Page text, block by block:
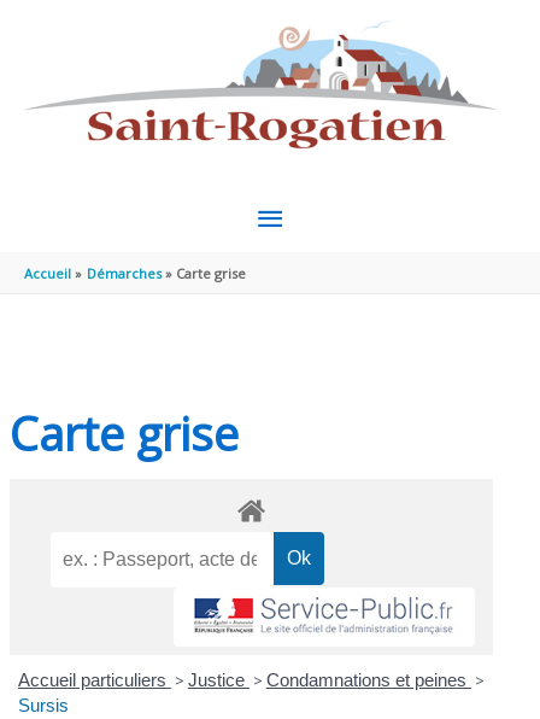
MENU
Accueil Démarches Carte grise
Carte grise
Accueil particuliers > Justice > Condamnations et peines >
Sursis